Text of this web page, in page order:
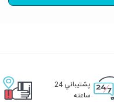
پشتيباني 24
ساعته